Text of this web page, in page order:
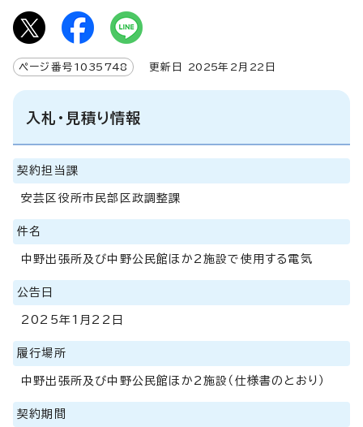
ページ番号 1035748 更新日 2025年2月 22 日
入札・見積り情報
契約担当課
安芸区役所市民部区政調整課
件名
中野出張所及び中野公民館ほか2施設で使用する電気
公告日
2025年1月22日
履行場所
中野出張所及び中野公民館ほか2施設（仕様書のとおり）
契約期間